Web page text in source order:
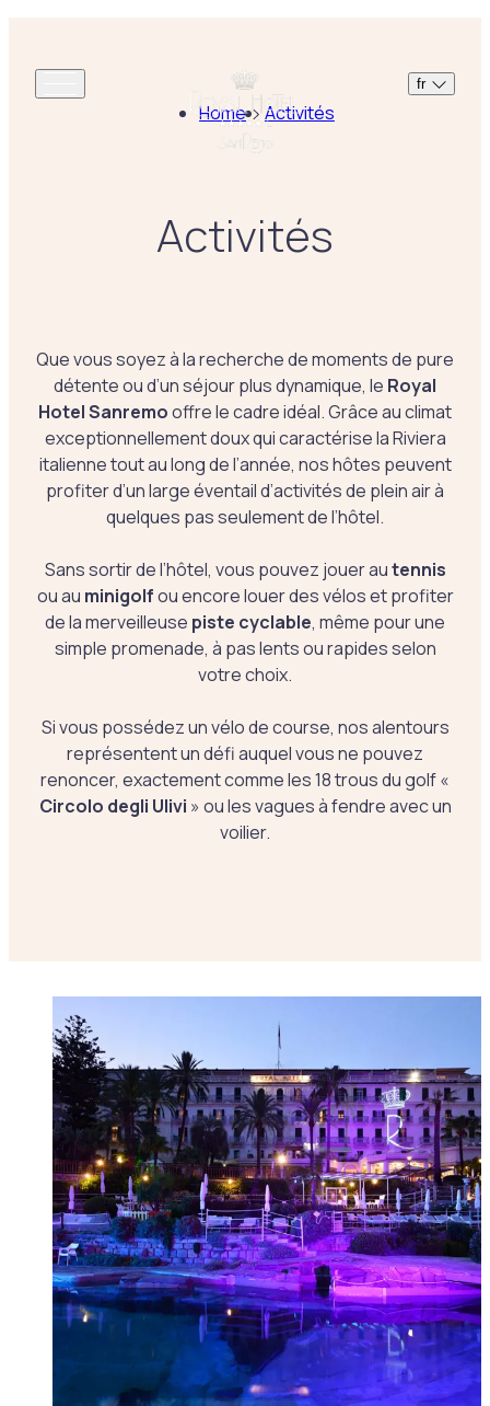
fr
Home Activités
Activités
Que vous soyez à la recherche de moments de pure
détente ou d’un séjour plus dynamique, le Royal
Hotel Sanremooffre le cadre idéal. Grâce au climat
exceptionnellement doux qui caractérise la Riviera
italienne tout au long de l’année, nos hôtes peuvent
profiter d’un large éventail d’activités de plein air à
quelques pas seulement de l’hôtel.
Sans sortir de l’hôtel, vous pouvez jouer autennis
ou au minigolfou encore louer des vélos et profiter
de la merveilleuse piste cyclable, même pour une
simple promenade, à pas lents ou rapides selon
votre choix.
Si vous possédez un vélo de course, nos alentours
représentent un défi auquel vous ne pouvez
renoncer, exactement comme les 18 trous du golf «
Circolo degli Ulivi » ou les vagues à fendre avec un
voilier.
Activités list